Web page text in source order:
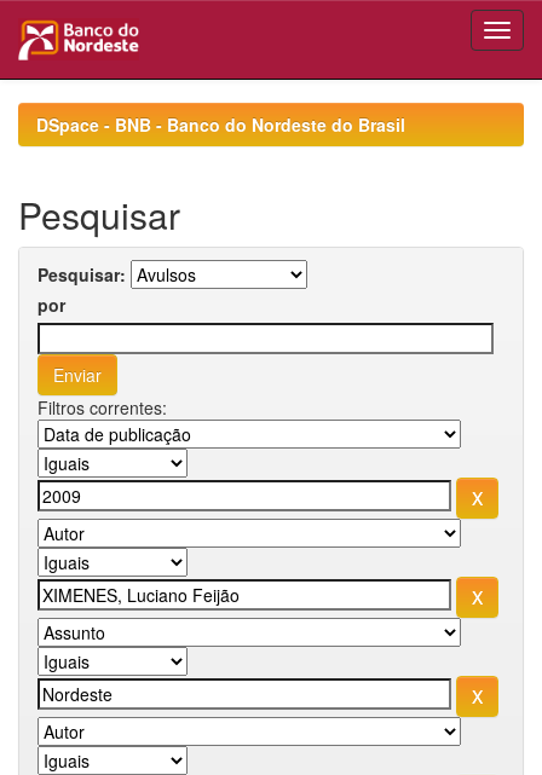
navigationDSpace - BNB - Banco do Nordeste do Brasil
Pesquisar
Pesquisar:
por
Filtros correntes: